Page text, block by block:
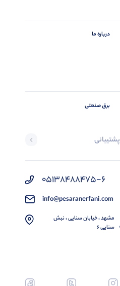
درباره ما
برق صنعتی
پشتیبانی
05138488475-6
info@pesaranerfani.com
مشهد ، خیابان سنایی ، نبش
سنایی 6